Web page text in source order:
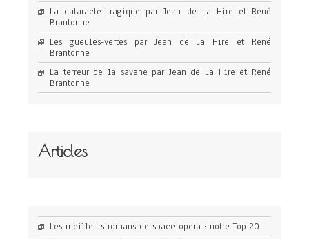
La cataracte tragique par Jean de La Hire et René
Brantonne
Les gueules-vertes par Jean de La Hire et René
Brantonne
La terreur de la savane par Jean de La Hire et René
Brantonne
Articles
Les meilleurs romans de space opera : notre Top 20